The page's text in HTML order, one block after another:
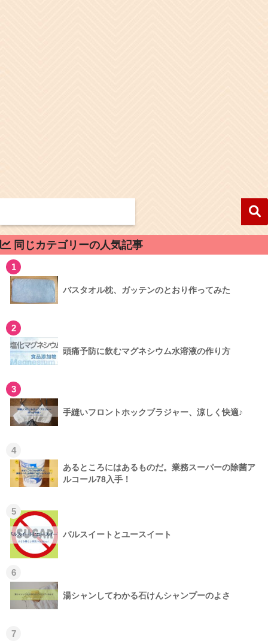
同じカテゴリーの人気記事
1
バスタオル枕、ガッテンのとおり作ってみた
2
頭痛予防に飲むマグネシウム水溶液の作り方
3
手縫いフロントホックブラジャー、涼しく快適♪
4
あるところにはあるものだ。業務スーパーの除菌ア
ルコール78入手！
5
パルスイートとユースイート
6
湯シャンしてわかる石けんシャンプーのよさ
7